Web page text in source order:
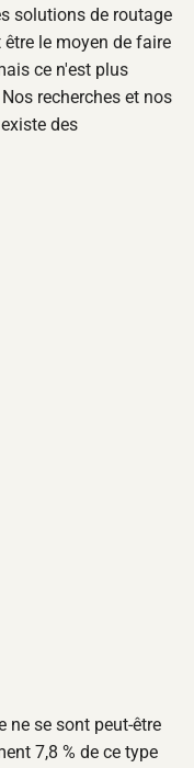
solutions de routage
le moyen de faire
ce n'est plus
recherches et nos
des
ne se sont peut-être
7,8 % de ce type